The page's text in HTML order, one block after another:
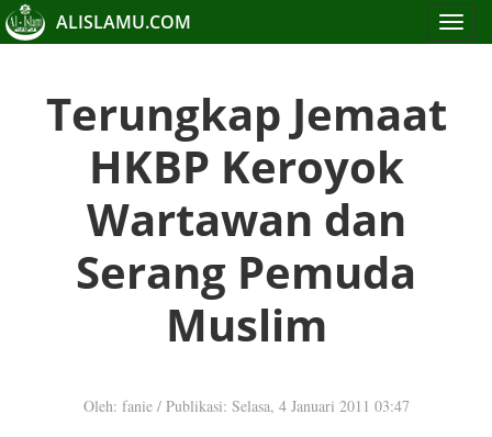
Toggle
ALISLAMU.COM
Terungkap Jemaat
HKBP Keroyok
Wartawan dan
Serang Pemuda
Muslim
Oleh: fanie / Publikasi: Selasa, 4 Januari 2011 03:47